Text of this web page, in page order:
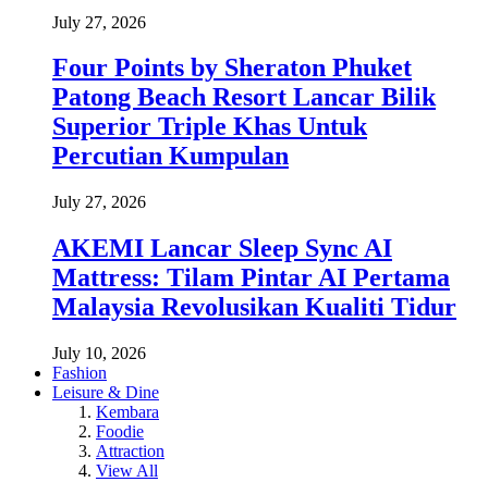
July 27, 2026
Four Points by Sheraton Phuket
Patong Beach Resort Lancar Bilik
Superior Triple Khas Untuk
Percutian Kumpulan
July 27, 2026
AKEMI Lancar Sleep Sync AI
Mattress: Tilam Pintar AI Pertama
Malaysia Revolusikan Kualiti Tidur
July 10, 2026
Fashion
Leisure & Dine
Kembara
Foodie
Attraction
View All